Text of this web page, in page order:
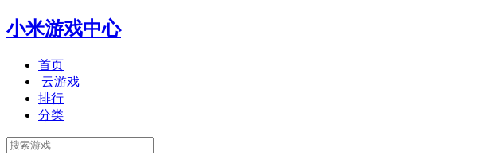
小米游戏中心
首页
云游戏
排行
分类